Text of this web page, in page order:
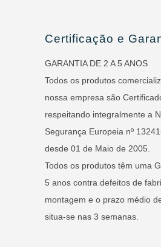
Certificação e
GARANTIA DE 2 A 5 ANOS
Todos os produtos
nossa empresa são
respeitando integralmente a
Segurança Europeia nº
desde 01 de Maio de 2005.
Todos os produtos têm uma
5 anos contra defeitos de
montagem e o prazo médio
situa-se nas 3 semanas.